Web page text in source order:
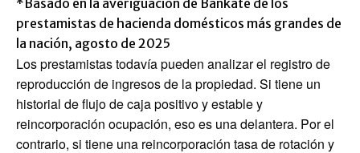
*Basado en la averiguación de Bankate de los
prestamistas de hacienda domésticos más grandes de
la nación, agosto de 2025
Los prestamistas todavía pueden analizar el registro de
reproducción de ingresos de la propiedad. Si tiene un
historial de flujo de caja positivo y estable y
reincorporación ocupación, eso es una delantera. Por el
contrario, si tiene una reincorporación tasa de rotación y